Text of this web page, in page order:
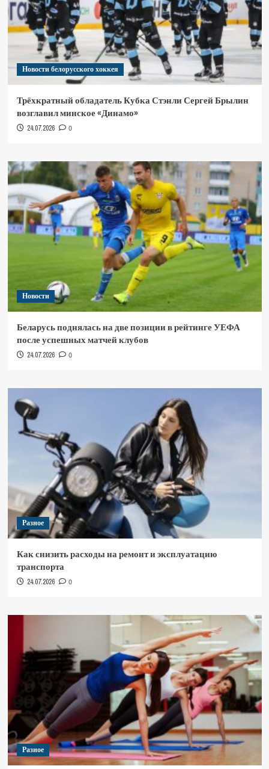
Новости белорусского хоккея
Трёхкратный обладатель Кубка Стэнли Сергей Брылин
возглавил минское «Динамо»
24.07.2026 0
Новости
Беларусь поднялась на две позиции в рейтинге УЕФА
после успешных матчей клубов
24.07.2026 0
Разное
Как снизить расходы на ремонт и эксплуатацию
транспорта
24.07.2026 0
Разное